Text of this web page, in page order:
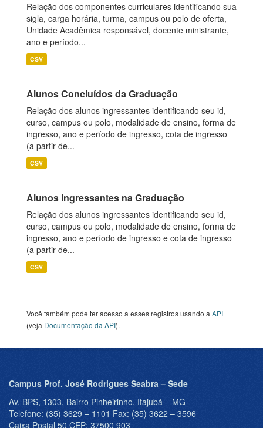
Relação dos componentes curriculares identificando sua
sigla, carga horária, turma, campus ou polo de oferta,
Unidade Acadêmica responsável, docente ministrante,
ano e período...
CSV
Alunos Concluídos da Graduação
Relação dos alunos ingressantes identificando seu id,
curso, campus ou polo, modalidade de ensino, forma de
ingresso, ano e período de ingresso, cota de ingresso
(a partir de...
CSV
Alunos Ingressantes na Graduação
Relação dos alunos ingressantes identificando seu id,
curso, campus ou polo, modalidade de ensino, forma de
ingresso, ano e período de ingresso e cota de ingresso
(a partir de...
CSV
Você também pode ter acesso a esses registros usando a API
(veja Documentação da API).
Campus Prof. José Rodrigues Seabra – Sede
Av. BPS, 1303, Bairro Pinheirinho, Itajubá – MG
Telefone: (35) 3629 – 1101 Fax: (35) 3622 – 3596
Caixa Postal 50 CEP: 37500 903